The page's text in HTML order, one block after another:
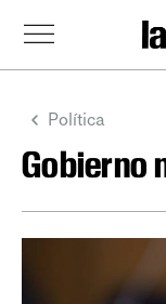
Política
Gobierno